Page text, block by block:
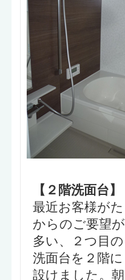
【２階洗面台】
最近お客様がた
からのご要望が
多い、２つ目の
洗面台を２階に
設けました。朝